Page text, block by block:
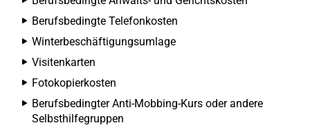
Berufsbedingte Telefonkosten
Winterbeschäftigungsumlage
Visitenkarten
Fotokopierkosten
Berufsbedingter Anti-Mobbing-Kurs oder andere
Selbsthilfegruppen